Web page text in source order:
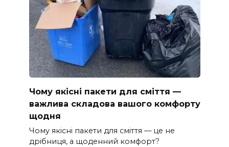
Чому якісні пакети для сміття —
важлива складова вашого комфорту
щодня
Чому якісні пакети для сміття — це не
дрібниця, а щоденний комфорт?